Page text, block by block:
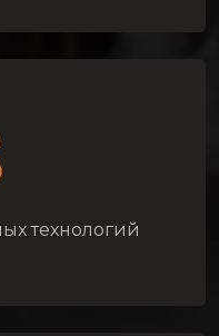
технологий